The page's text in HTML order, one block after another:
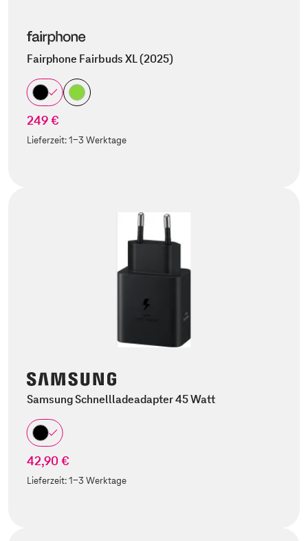
Fairphone Fairbuds XL (2025)
249 €
Lieferzeit:1-3 Werktage
Samsung Schnellladeadapter 45 Watt
42,90 €
Lieferzeit:1-3 Werktage